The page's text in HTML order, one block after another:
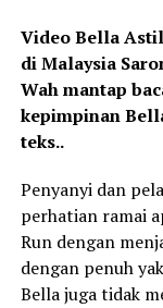
Video Bella
di Malaysia
Wah mantap
kepimpinan
teks..
Penyanyi dan
perhatian ramai
Run dengan
dengan penuh
Bella juga tidak